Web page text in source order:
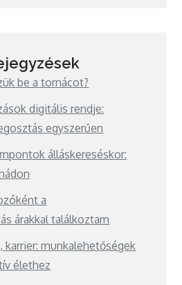
be a tornácot?
digitális rendje:
egyszerűen
álláskereséskor:
a
árakkal találkoztam
karrier: munkalehetőségek
élethez